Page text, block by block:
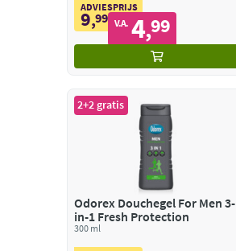
ADVIESPRIJS
9,99 V.A. 4,99
2+2 gratis
Odorex Douchegel For Men 3-
in-1 Fresh Protection
300 ml